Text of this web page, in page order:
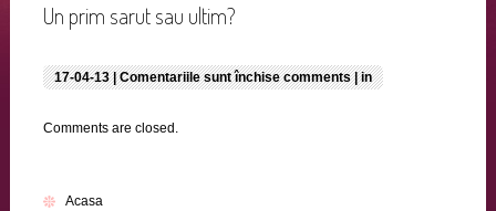
Un prim sarut sau ultim?
17-04-13 |Comentariile sunt închisepentru
Un
comments | in
Comments are closed.
Acasa